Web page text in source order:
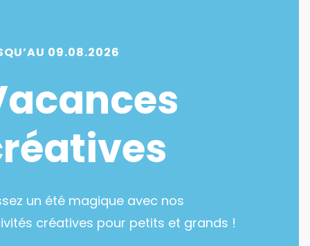
09.08.2026
un été magique avec nos
créatives pour petits et grands !